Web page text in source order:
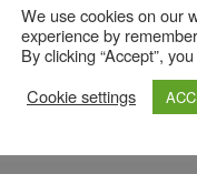
și TollRo va
sunt marcate cu
We use cookies on our
experience by
By clicking “Accept”,
Cookie settings